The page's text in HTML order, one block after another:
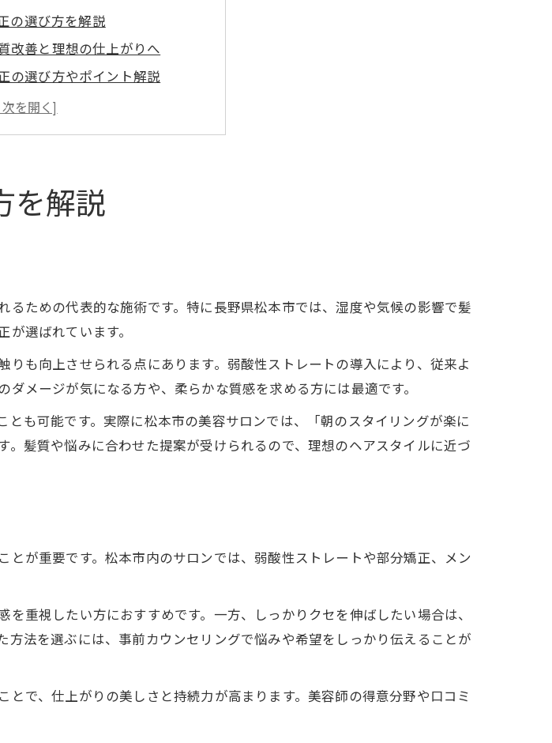
の選び方を解説
改善と理想の仕上がりへ
の選び方やポイント解説
が髪質改善に与える影響
矯正施術の特徴を紹介
弱酸性ストレート
実現する自然な艶と手触り
を長持ちさせるケア方法
験者のリアルな口コミ紹介
トの違い徹底比較
レートの効果を比較解説
かない髪質とその理由
毛矯正のポイント
える縮毛矯正の施術工程
を左右するスタイリストの技術
レスな髪質変化とは
を抑えた髪質改善が可能に
を解説
ための代表的な施術です。特に長野県松本市では、湿度や気候の影響で髪
選ばれています。
も向上させられる点にあります。弱酸性ストレートの導入により、従来よ
メージが気になる方や、柔らかな質感を求める方には最適です。
も可能です。実際に松本市の美容サロンでは、「朝のスタイリングが楽に
髪質や悩みに合わせた提案が受けられるので、理想のヘアスタイルに近づ
が重要です。松本市内のサロンでは、弱酸性ストレートや部分矯正、メン
重視したい方におすすめです。一方、しっかりクセを伸ばしたい場合は、
法を選ぶには、事前カウンセリングで悩みや希望をしっかり伝えることが
で、仕上がりの美しさと持続力が高まります。美容師の得意分野や口コミ